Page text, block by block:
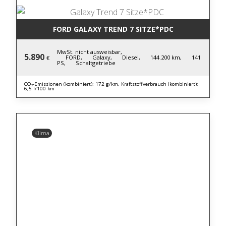
FORD GALAXY TREND 7 SITZE*PDC
5.890 €
MwSt. nicht ausweisbar,
FORD, Galaxy, Diesel, 144.200 km, 141
PS, Schaltgetriebe
CO₂-Emissionen (kombiniert): 172 g/km, Kraftstoffverbrauch (kombiniert):
6,5 l/100 km
Klima